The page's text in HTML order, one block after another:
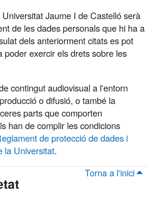
Jaume I de Castelló serà
de les dades personals que hi ha a
dels anteriorment citats es pot
exercir els drets sobre les
contingut audiovisual a l'entorn
o difusió, o també la
parts que comporten
han de complir les condicions
de protecció de dades i
la Universitat.
Torna a l'inici